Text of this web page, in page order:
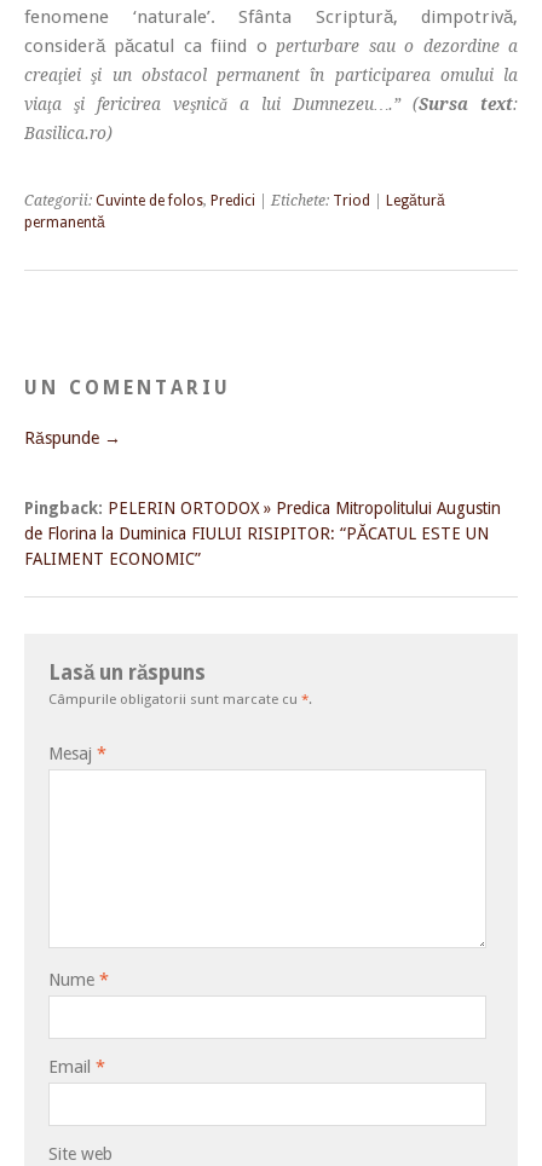
fenomene ‘naturale’. Sfânta Scriptură, dimpotrivă,
consideră păcatul ca fiind operturbare sau o dezordine a
creaţiei şi un obstacol permanent în participarea omului la
viaţa şi fericirea veşnică a lui Dumnezeu….” (Sursa text:
Basilica.ro)
Categorii: Cuvinte de folos, Predici | Etichete: Triod
Legătură
permanentă
UN COMENTARIU
Răspunde →
Pingback: PELERIN ORTODOX » Predica Mitropolitului Augustin
de Florina la Duminica FIULUI RISIPITOR: “PĂCATUL ESTE UN
FALIMENT ECONOMIC”
Lasă un răspuns
Câmpurile obligatorii sunt marcate cu *.
Mesaj *
Nume *
Email *
Site web